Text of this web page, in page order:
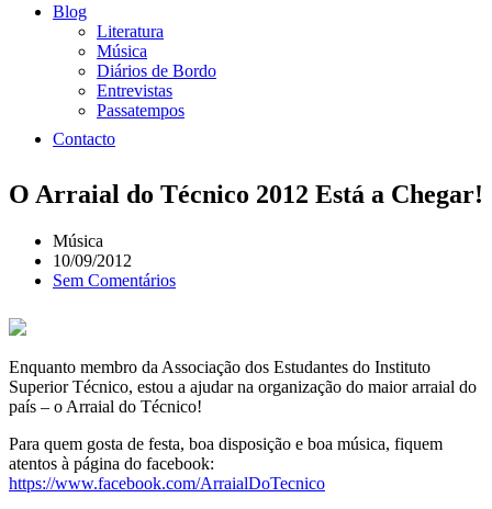
Blog
Literatura
Música
Diários de Bordo
Entrevistas
Passatempos
Contacto
O Arraial do Técnico 2012 Está a Chegar!
Música
10/09/2012
Sem Comentários
Enquanto membro da Associação dos Estudantes do Instituto
Superior Técnico, estou a ajudar na organização do maior arraial do
país – o Arraial do Técnico!
Para quem gosta de festa, boa disposição e boa música, fiquem
atentos à página do facebook:
https://www.facebook.com/ArraialDoTecnico